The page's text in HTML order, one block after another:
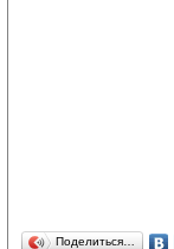
Поделиться…